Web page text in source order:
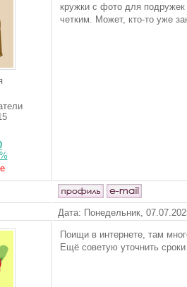
кружки с фото для
четким. Может, кто-то уже
Дата: Понедельник,
Поищи в интернете, там
Ещё советую уточнить